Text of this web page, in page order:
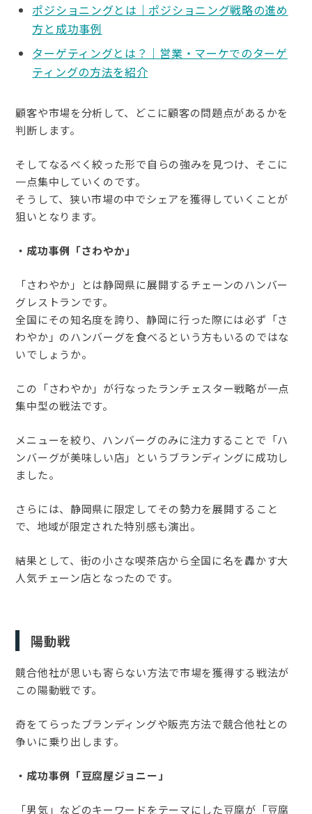
ポジショニングとは｜ポジショニング戦略の進め
方と成功事例
ターゲティングとは？｜営業・マーケでのターゲ
ティングの方法を紹介
顧客や市場を分析して、どこに顧客の問題点があるかを
判断します。
そしてなるべく絞った形で自らの強みを見つけ、そこに
一点集中していくのです。
そうして、狭い市場の中でシェアを獲得していくことが
狙いとなります。
・成功事例「さわやか」
「さわやか」とは静岡県に展開するチェーンのハンバー
グレストランです。
全国にその知名度を誇り、静岡に行った際には必ず「さ
わやか」のハンバーグを食べるという方もいるのではな
いでしょうか。
この「さわやか」が行なったランチェスター戦略が一点
集中型の戦法です。
メニューを絞り、ハンバーグのみに注力することで「ハ
ンバーグが美味しい店」というブランディングに成功し
ました。
さらには、静岡県に限定してその勢力を展開すること
で、地域が限定された特別感も演出。
結果として、街の小さな喫茶店から全国に名を轟かす大
人気チェーン店となったのです。
陽動戦
競合他社が思いも寄らない方法で市場を獲得する戦法が
この陽動戦です。
奇をてらったブランディングや販売方法で競合他社との
争いに乗り出します。
・成功事例「豆腐屋ジョニー」
「男気」などのキーワードをテーマにした豆腐が「豆腐